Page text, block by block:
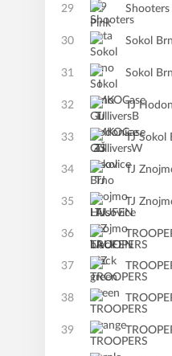
29 Shooters
30 Sokol
31 Sokol
32 TJ
33 TJ Sokol
34 TJ
35 TJ
36
37
38
39